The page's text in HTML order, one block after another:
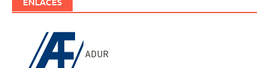
ADUR